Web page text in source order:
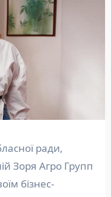
Зоря Агро Групп
бізнес-